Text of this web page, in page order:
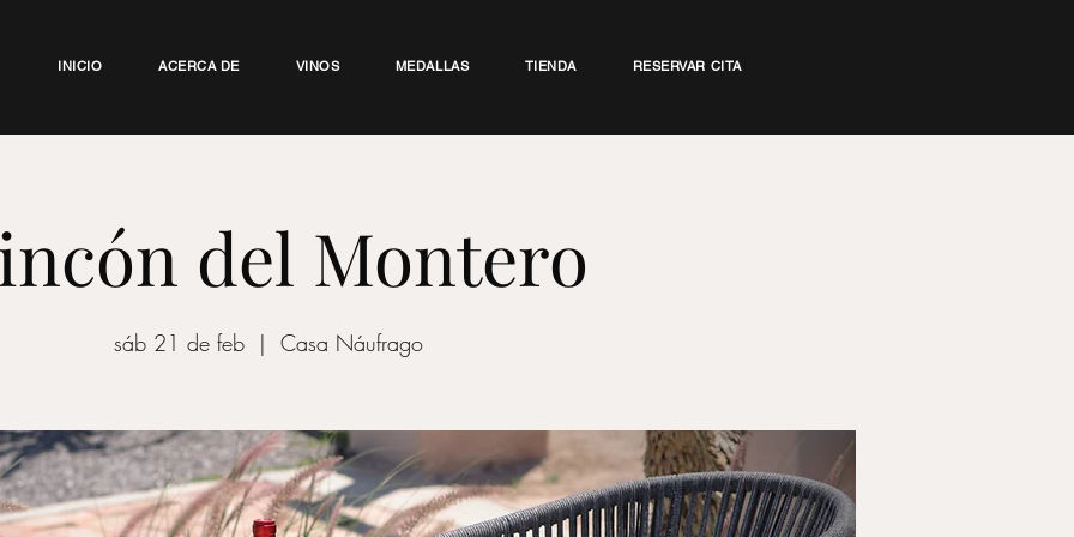
INICIO ACERCA DE VINOS MEDALLAS TIENDA RESERVAR CITA
del Montero
sáb 21 de feb
  |
Casa Náufrago